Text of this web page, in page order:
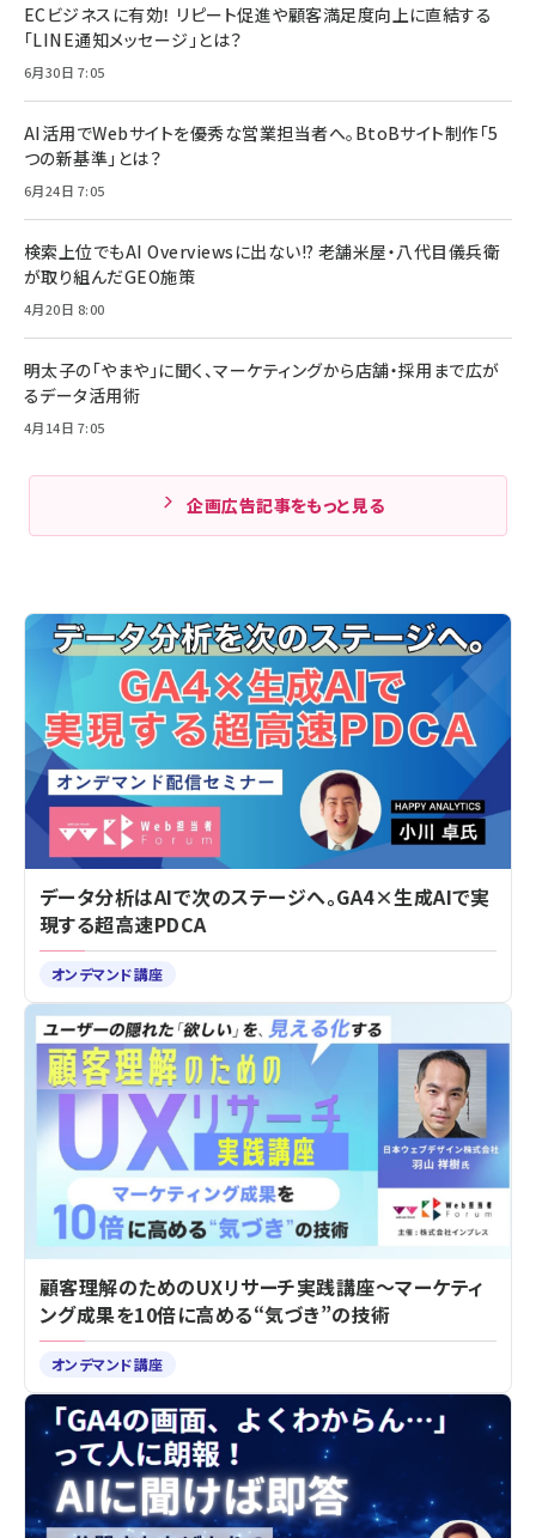
ECビジネスに有効！ リピート促進や顧客満足度向上に直結する
「LINE通知メッセージ」とは？
6月30日 7:05
AI活用でWebサイトを優秀な営業担当者へ。BtoBサイト制作「5
つの新基準」とは？
6月24日 7:05
検索上位でもAI Overviewsに出ない!? 老舗米屋・八代目儀兵衛
が取り組んだGEO施策
4月20日 8:00
明太子の「やまや」に聞く、マーケティングから店舗・採用まで広が
るデータ活用術
4月14日 7:05
企画広告記事をもっと見る
データ分析はAIで次のステージへ。GA4×生成AIで実
現する超高速PDCA
オンデマンド講座
顧客理解のためのUXリサーチ実践講座～マーケティ
ング成果を10倍に高める“気づき”の技術
オンデマンド講座